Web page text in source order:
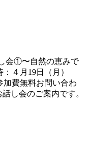
会①〜自然の恵みで
：４月19日（月）
加費無料お問い合わ
し会のご案内です。